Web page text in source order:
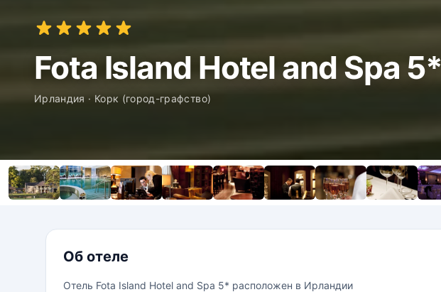
Fota Island Hotel and Spa 5*
Ирландия · Корк (город-графство)
Об отеле
Отель Fota Island Hotel and Spa 5* расположен в Ирландии